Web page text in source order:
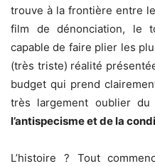
trouve à la frontière entre
film de dénonciation, le
capable de faire plier les
(très triste) réalité
budget qui prend
très largement oublier du
l’antispecisme et de la
L’histoire ? Tout